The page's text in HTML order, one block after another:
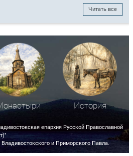
Читать все
История
епархия Русской Православной
и Приморского Павла.